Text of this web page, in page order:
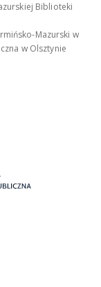
Biblioteki
Mazurski w
w Olsztynie